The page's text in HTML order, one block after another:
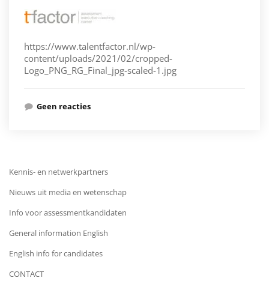
https://www.talentfactor.nl/wp-
content/uploads/2021/02/cropped-
Logo_PNG_RG_Final_jpg-scaled-1.jpg
Geen reacties
Kennis- en netwerkpartners
Nieuws uit media en wetenschap
Info voor assessmentkandidaten
General information English
English info for candidates
CONTACT